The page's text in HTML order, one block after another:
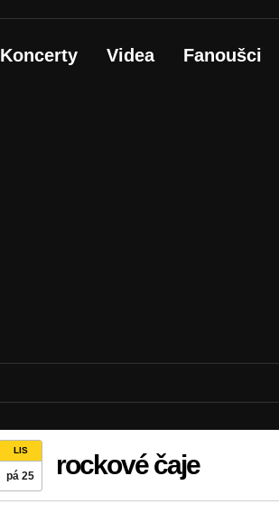
Koncerty Videa Fanoušci
LIS
pá 25 rockové čaje